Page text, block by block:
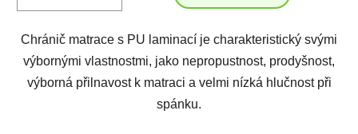
Chránič matrace s PU laminací je charakteristický svými
výbornými vlastnostmi, jako nepropustnost, prodyšnost,
výborná přilnavost k matraci a velmi nízká hlučnost při
spánku.